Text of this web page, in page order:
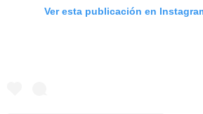
Ver esta publicación en